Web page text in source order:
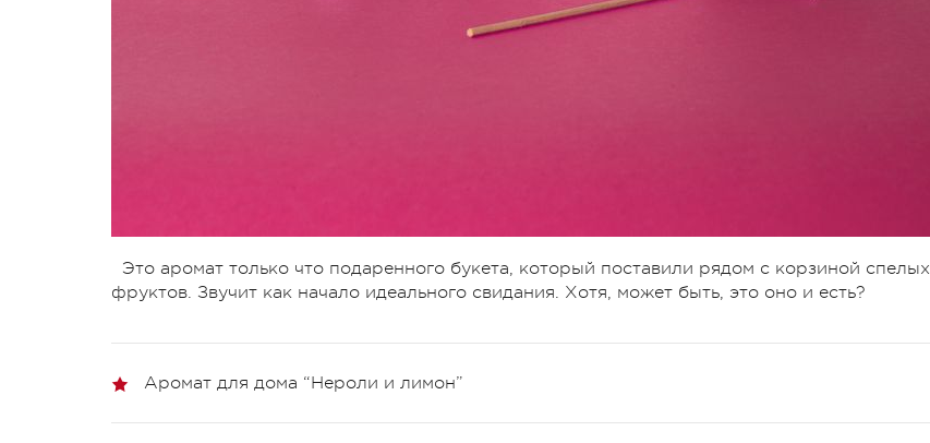
Это аромат только что подаренного букета, который поставили рядом с корзиной спелых
фруктов. Звучит как начало идеального свидания. Хотя, может быть, это оно и есть?
Аромат для дома “Нероли и лимон”